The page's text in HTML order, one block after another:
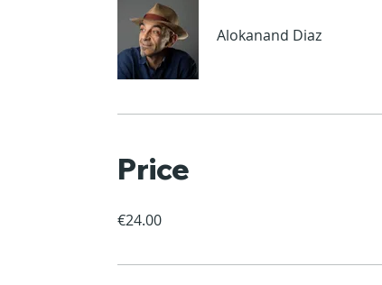
Alokanand Diaz
Price
€24.00